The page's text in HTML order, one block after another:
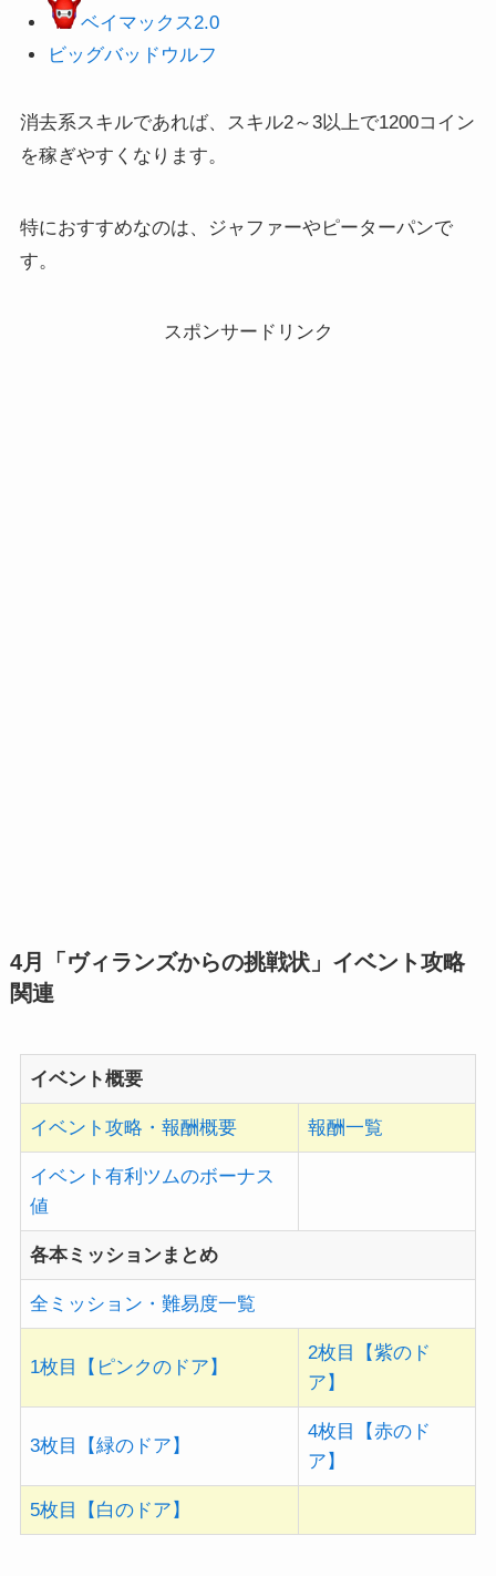
ベイマックス2.0
ビッグバッドウルフ
消去系スキルであれば、スキル2～3以上で1200コイン
を稼ぎやすくなります。
特におすすめなのは、ジャファーやピーターパンで
す。
スポンサードリンク
4月「ヴィランズからの挑戦状」イベント攻略
関連
イベント概要
イベント攻略・報酬概要 報酬一覧
イベント有利ツムのボーナス
値
各本ミッションまとめ
全ミッション・難易度一覧
1枚目【ピンクのドア】
2枚目【紫のド
ア】
3枚目【緑のドア】
4枚目【赤のド
ア】
5枚目【白のドア】